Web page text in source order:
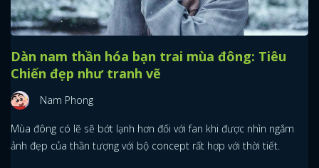
Dàn nam thần hóa bạn trai mùa đông: Tiêu
Chiến đẹp như tranh vẽ
Nam Phong
Mùa đông có lẽ sẽ bớt lạnh hơn đối với fan khi được nhìn ngắm
ảnh đẹp của thần tượng với bộ concept rất hợp với thời tiết.